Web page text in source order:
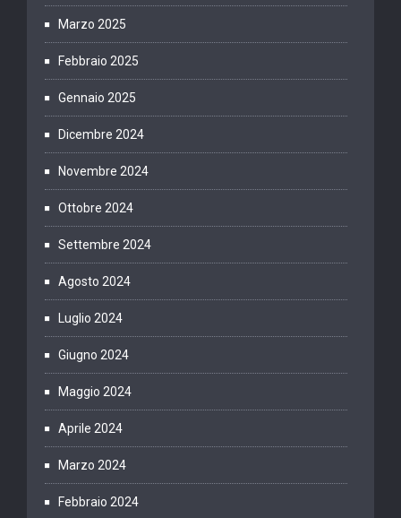
Marzo 2025
Febbraio 2025
Gennaio 2025
Dicembre 2024
Novembre 2024
Ottobre 2024
Settembre 2024
Agosto 2024
Luglio 2024
Giugno 2024
Maggio 2024
Aprile 2024
Marzo 2024
Febbraio 2024